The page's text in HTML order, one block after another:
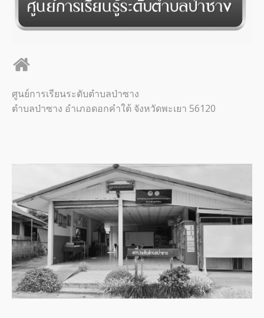
ศูนย์การเรียนระดับตำบลป่าซาง
ตำบลป่าซาง อำเภอดอกคำใต้ จังหวัดพะเยา 56120